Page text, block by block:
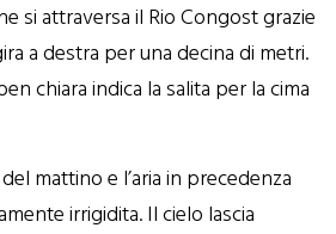
si attraversa il Rio Congost grazie
a destra per una decina di metri.
chiara indica la salita per la cima
mattino e l’aria in precedenza
irrigidita. Il cielo lascia